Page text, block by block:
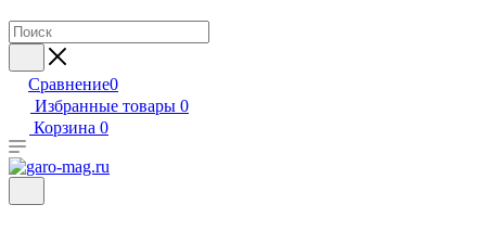
Сравнение0
Избранные товары 0
Корзина 0